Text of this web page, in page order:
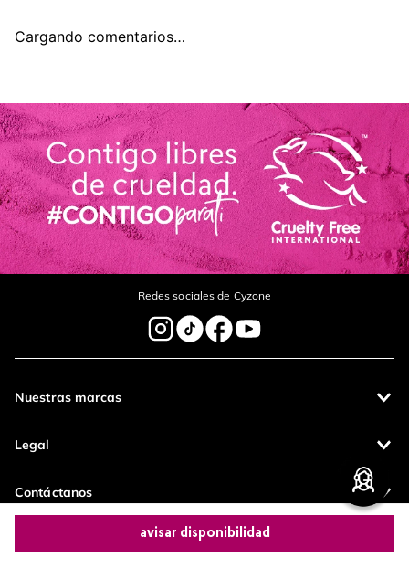
avisar disponibilidad
Cargando comentarios…
Redes sociales de Cyzone
Nuestras marcas
Legal
Contáctanos
Pagos 100%
Entregas a todo